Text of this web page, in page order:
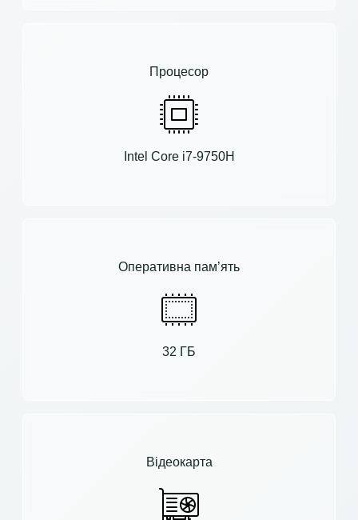
Процесор
Intel Core i7-9750H
Оперативна пам’ять
32 ГБ
Відеокарта